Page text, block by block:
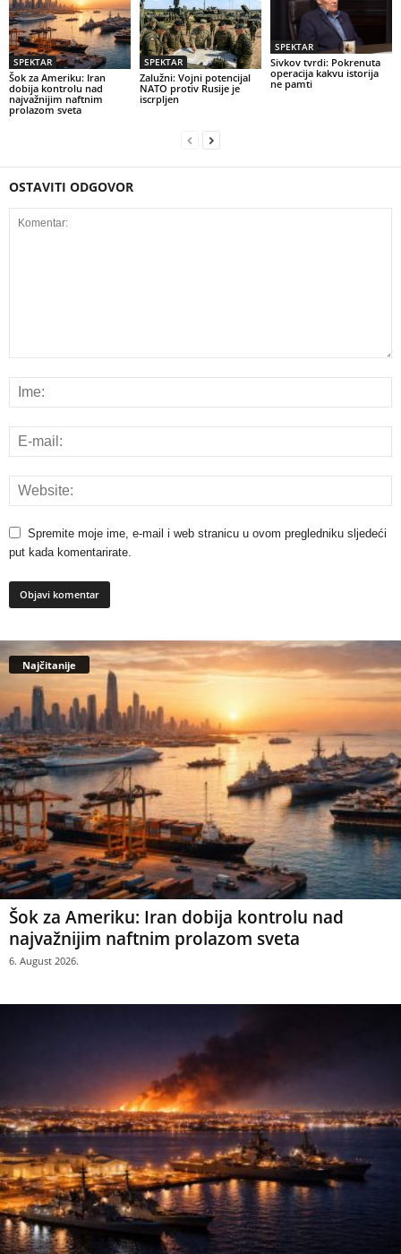
SPEKTAR
Šok za Ameriku: Iran
dobija kontrolu nad
najvažnijim naftnim
prolazom sveta
SPEKTAR
Zalužni: Vojni potencijal
NATO protiv Rusije je
iscrpljen
SPEKTAR
Sivkov tvrdi: Pokrenuta
operacija kakvu istorija
ne pamti
OSTAVITI ODGOVOR
Spremite moje ime, e-mail i web stranicu u ovom pregledniku sljedeći
put kada komentarirate.
Najčitanije
Šok za Ameriku: Iran dobija kontrolu nad
najvažnijim naftnim prolazom sveta
6. August 2026.